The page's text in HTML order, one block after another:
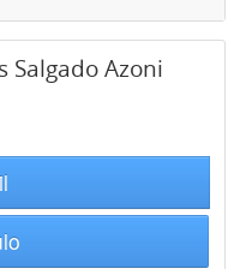
Salgado Azoni